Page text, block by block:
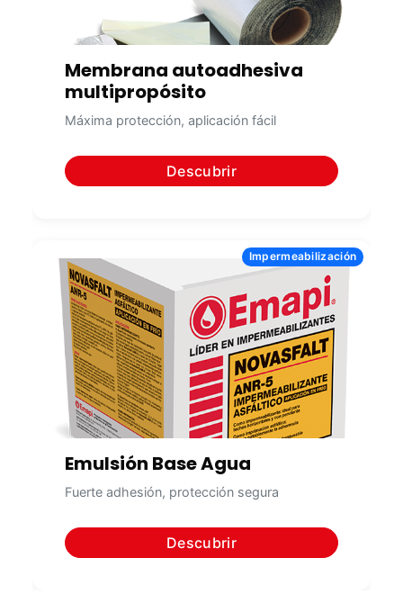
Membrana autoadhesiva
multipropósito
Máxima protección, aplicación fácil
Descubrir
Impermeabilización
Emulsión Base Agua
Fuerte adhesión, protección segura
Descubrir